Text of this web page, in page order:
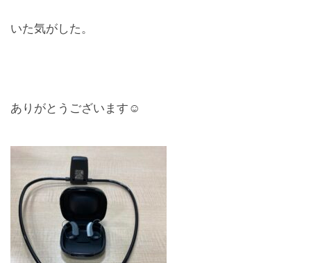
いた気がした。
ありがとうございます☺︎